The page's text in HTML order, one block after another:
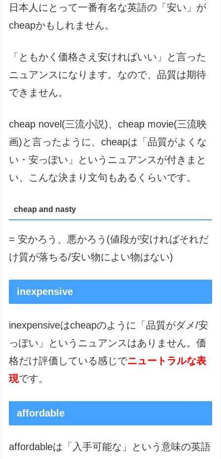
日本人にとって一番有名な英語の「安い」が
cheapかもしれません。
「ともかく価格さえ安ければいい」と言った
ニュアンスになります。なので、品質は期待
できません。
cheap novel(三流小説)、cheap movie(三流映
画)と言ったように、cheapは「品質がよくな
い・安っぽい」というニュアンスが付きまと
い、こんな決まり文句もあるくらいです。
cheap and nasty
= 安かろう、悪かろう(値段が安ければそれだ
け質が落ちる/安い物によい物はない)
inexpensive
inexpensiveはcheapのように「品質がダメ/安
っぽい」というニュアンスはありません。価
格だけ評価している感じでニュートラルな表
現です。
affordable
affordableは「入手可能な」という意味の英語